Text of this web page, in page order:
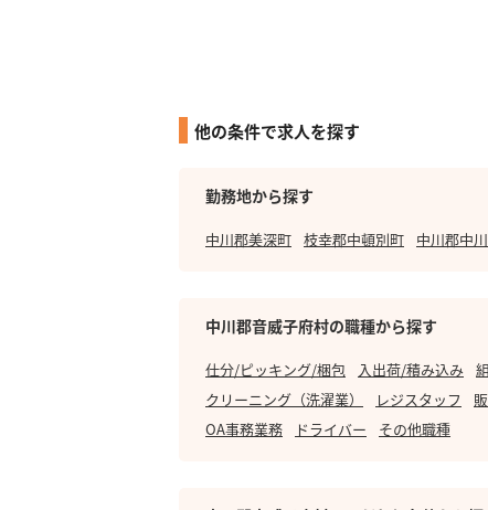
他の条件で求人を探す
勤務地から探す
中川郡美深町 枝幸郡中頓別町 中川郡中
中川郡音威子府村の職種から探す
仕分/ピッキング/梱包 入出荷/積み込み
クリーニング（洗濯業）
レジスタッフ
OA事務業務
ドライバー その他職種